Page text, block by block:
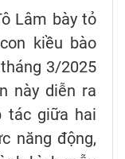
Lâm bày tỏ
kiều bào
3/2025
này diễn ra
tác giữa hai
năng động,